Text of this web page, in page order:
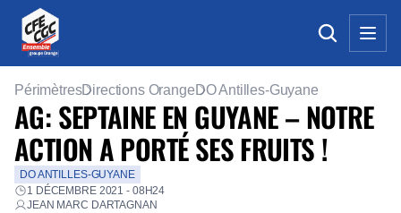
PérimètresDirections Orange DO Antilles-Guyane
AG: SEPTAINE EN GUYANE – NOTRE
ACTION A PORTÉ SES FRUITS !
DO ANTILLES-GUYANE
1 DÉCEMBRE 2021 - 08H24
JEAN MARC DARTAGNAN